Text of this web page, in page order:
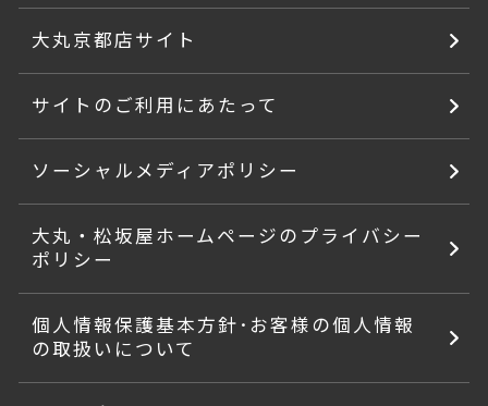
大丸京都店サイト
サイトのご利用にあたって
ソーシャルメディアポリシー
大丸・松坂屋ホームページのプライバシー
ポリシー
個人情報保護基本方針･お客様の個人情報
の取扱いについて